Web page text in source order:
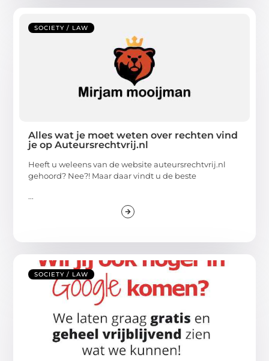
SOCIETY / LAW
Alles wat je moet weten over rechten vind
je op Auteursrechtvrij.nl
Heeft u weleens van de website auteursrechtvrij.nl
gehoord? Nee?! Maar daar vindt u de beste
...
SOCIETY / LAW